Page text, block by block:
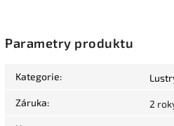
Parametry produktu
Kategorie:
Záruka: 2